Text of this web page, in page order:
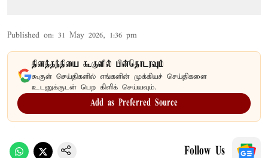
Published on: 31 May 2026, 1:36 pm
தினத்தந்தியை கூகுளில் பின்தொடரவும்
கூகுள் செய்திகளில் எங்களின் முக்கியச் செய்திகளை
உடனுக்குடன் பெற கிளிக் செய்யவும்.
Add as Preferred Source
Follow Us